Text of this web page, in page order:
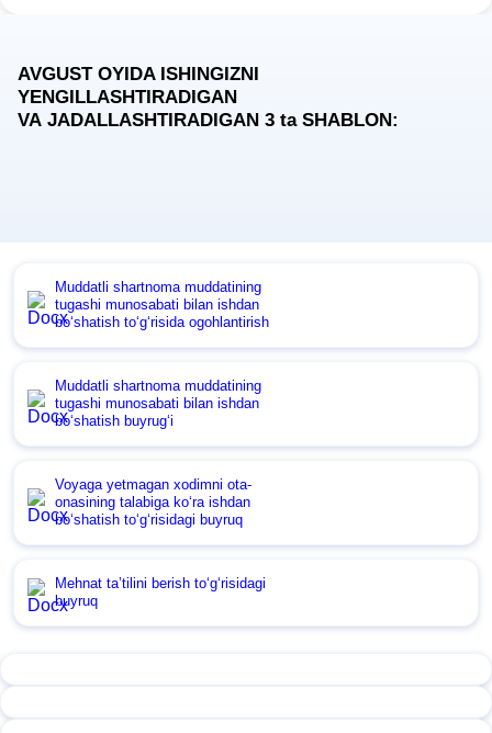
AVGUST OYIDA ISHINGIZNI
YENGILLASHTIRADIGAN
VA JADALLASHTIRADIGAN 3 taSHABLON:
Muddatli shartnoma muddatining
tugashi munosabati bilan ishdan
boʻshatish toʻgʻrisida ogohlantirish
Muddatli shartnoma muddatining
tugashi munosabati bilan ishdan
boʻshatish buyrugʻi
Voyaga yetmagan хodimni ota-
onasining talabiga koʻra ishdan
boʻshatish toʻgʻrisidagi buyruq
Mehnat ta’tilini berish toʻgʻrisidagi
buyruq